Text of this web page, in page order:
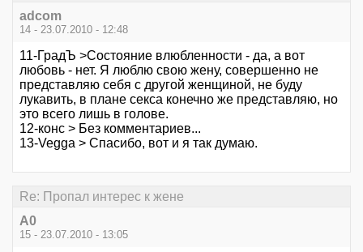
adcom
14 - 23.07.2010 - 12:48
11-ГрадЪ >Состояние влюбленности - да, а вот
любовь - нет. Я люблю свою жену, совершенно не
представляю себя с другой женщиной, не буду
лукавить, в плане секса конечно же представляю, но
это всего лишь в голове.
12-конс > Без комментариев...
13-Vegga > Спасибо, вот и я так думаю.
Re: Пропал интерес к жене
А0
15 - 23.07.2010 - 13:05